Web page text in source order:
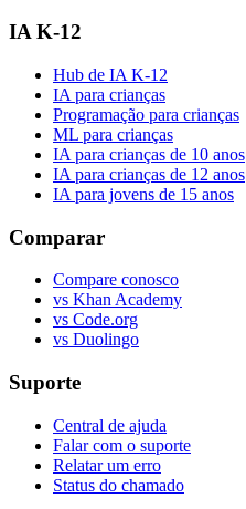
IA K-12
Hub de IA K-12
IA para crianças
Programação para crianças
ML para crianças
IA para crianças de 10 anos
IA para crianças de 12 anos
IA para jovens de 15 anos
Comparar
Compare conosco
vs Khan Academy
vs Code.org
vs Duolingo
Suporte
Central de ajuda
Falar com o suporte
Relatar um erro
Status do chamado